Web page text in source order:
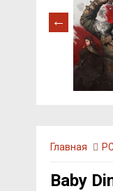
Главная
Baby